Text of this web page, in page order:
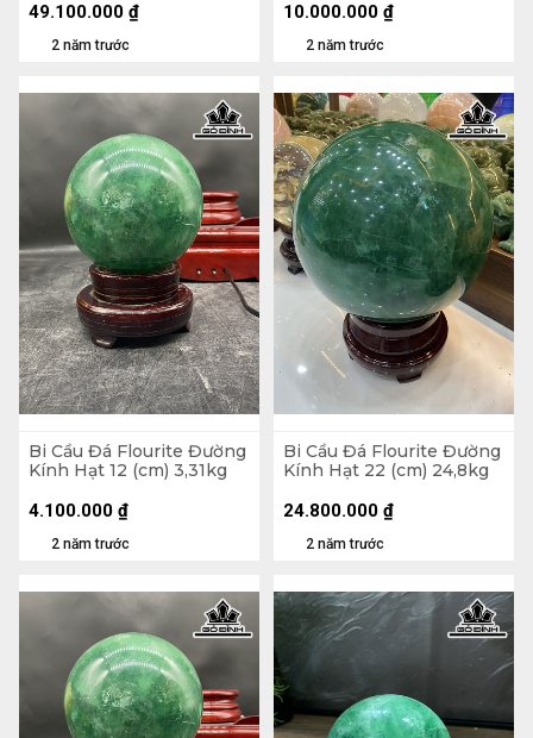
2 năm trước
49.100.000 ₫
2 năm trước
10.000.000 ₫
Bi Cầu Đá Flourite Đường
Kính Hạt 12 (cm) 3,31kg
2 năm trước
4.100.000 ₫
Bi Cầu Đá Flourite Đường
Kính Hạt 22 (cm) 24,8kg
2 năm trước
24.800.000 ₫